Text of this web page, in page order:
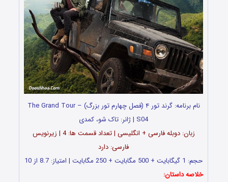
نام برنامه:گرند تور ۴
(فصل چهارم تور بزرگ) – The Grand Tour
S04 | ژانر: تاک شو، کمدی
زبان: دوبله فارسی + انگلیسی | تعداد قسمت ها: 4 | زیرنویس
فارسی: دارد
حجم: 1 گیگابایت + 500 مگابایت + 250 مگابایت | امتیاز: 8.7 از 10
خلاصه داستان: